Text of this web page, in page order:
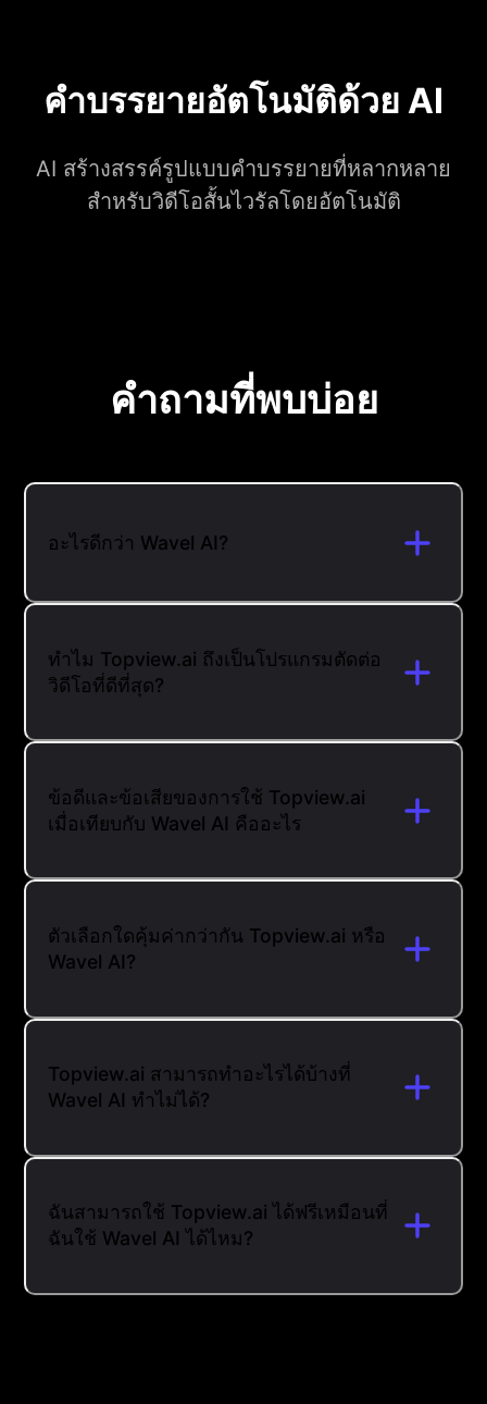
คำบรรยายอัตโนมัติด้วย AI
AI สร้างสรรค์รูปแบบคำบรรยายที่หลากหลาย
สำหรับวิดีโอสั้นไวรัลโดยอัตโนมัติ
คำถามที่พบบ่อย
อะไรดีกว่า Wavel AI?
ทำไม Topview.ai ถึงเป็นโปรแกรมตัดต่อ
วิดีโอที่ดีที่สุด?
ข้อดีและข้อเสียของการใช้ Topview.ai
เมื่อเทียบกับ Wavel AI คืออะไร
ตัวเลือกใดคุ้มค่ากว่ากัน Topview.ai หรือ
Wavel AI?
Topview.ai สามารถทำอะไรได้บ้างที่
Wavel AI ทำไม่ได้?
ฉันสามารถใช้ Topview.ai ได้ฟรีเหมือนที่
ฉันใช้ Wavel AI ได้ไหม?